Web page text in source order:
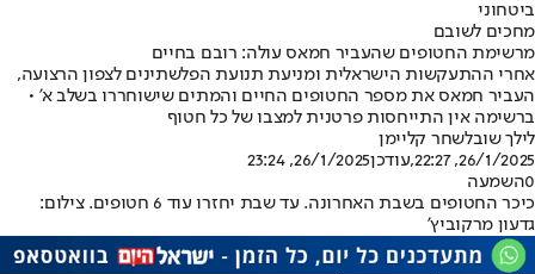
ביטחוני
מחכים לשובם
מרשימת החטופים שהעביר חמאס עולה: רובם בחיים
אחרי ההתעקשות הישראלית ומניעת תנועת הפלשתינים לצפון הרצועה,
העביר חמאס את מספר החטופים החיים והמתים שישוחררו בשלב א' •
ברשימה אין התייחסות פרטנית למצבו של כל חטוף
לילך שובלשחר קליימן
26/1/2025, 22:27
,עודכן26/1/2025, 23:24
0השמעה
כיכר החטופים בשבת האחרונה. עד שבת יחזרו עוד 6 חטופים. צילום:
גדעון מרקוביץ'